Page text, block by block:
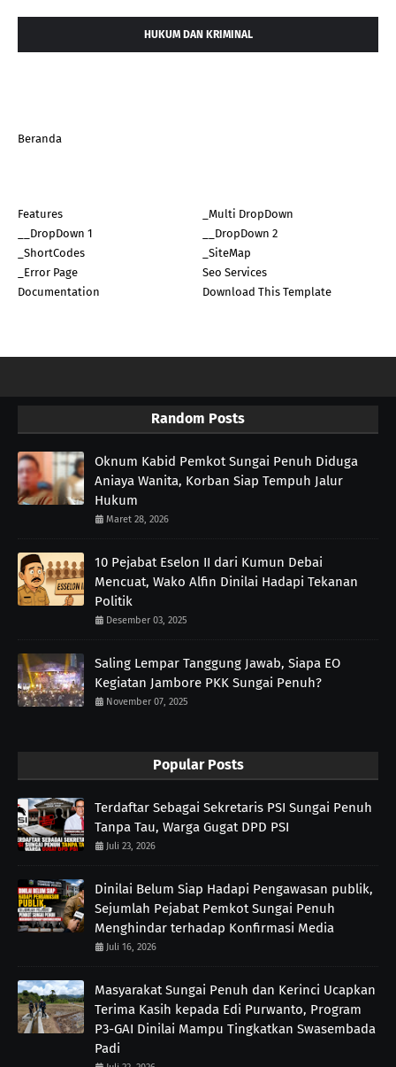
HUKUM DAN KRIMINAL
Beranda
Features
_Multi DropDown
__DropDown 1
__DropDown 2
_ShortCodes
_SiteMap
_Error Page
Seo Services
Documentation
Download This Template
Random Posts
Oknum Kabid Pemkot Sungai Penuh Diduga
Aniaya Wanita, Korban Siap Tempuh Jalur
Hukum
Maret 28, 2026
10 Pejabat Eselon II dari Kumun Debai
Mencuat, Wako Alfin Dinilai Hadapi Tekanan
Politik
Desember 03, 2025
Saling Lempar Tanggung Jawab, Siapa EO
Kegiatan Jambore PKK Sungai Penuh?
November 07, 2025
Popular Posts
Terdaftar Sebagai Sekretaris PSI Sungai Penuh
Tanpa Tau, Warga Gugat DPD PSI
Juli 23, 2026
Dinilai Belum Siap Hadapi Pengawasan publik,
Sejumlah Pejabat Pemkot Sungai Penuh
Menghindar terhadap Konfirmasi Media
Juli 16, 2026
Masyarakat Sungai Penuh dan Kerinci Ucapkan
Terima Kasih kepada Edi Purwanto, Program
P3-GAI Dinilai Mampu Tingkatkan Swasembada
Padi